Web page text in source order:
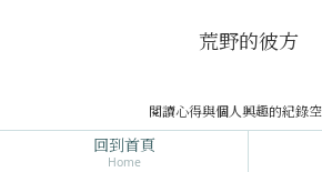
荒野的彼方
閱讀心得與個人興趣的紀錄空
回到首頁
Home